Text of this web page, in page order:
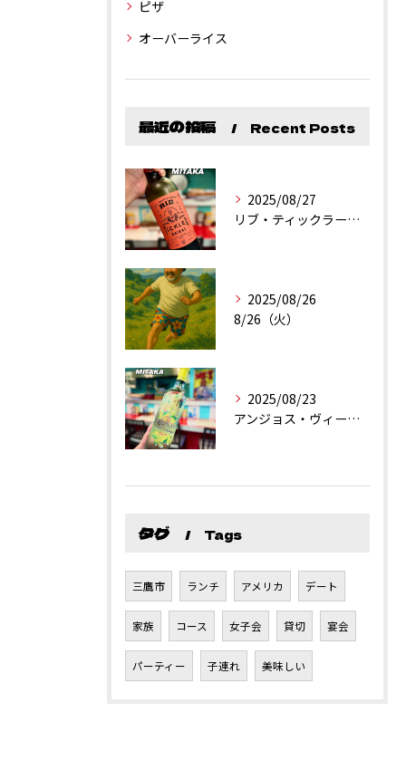
ピザ
オーバーライス
最近の投稿 Recent Posts
2025/08/27
リブ・ティックラー・カリフォルニア・シラーズ
2025/08/26
8/26（火）
2025/08/23
アンジョス・ヴィーニョ・ヴェルデ
タグ Tags
三鷹市 ランチ アメリカ デート
家族 コース 女子会 貸切 宴会
パーティー 子連れ 美味しい